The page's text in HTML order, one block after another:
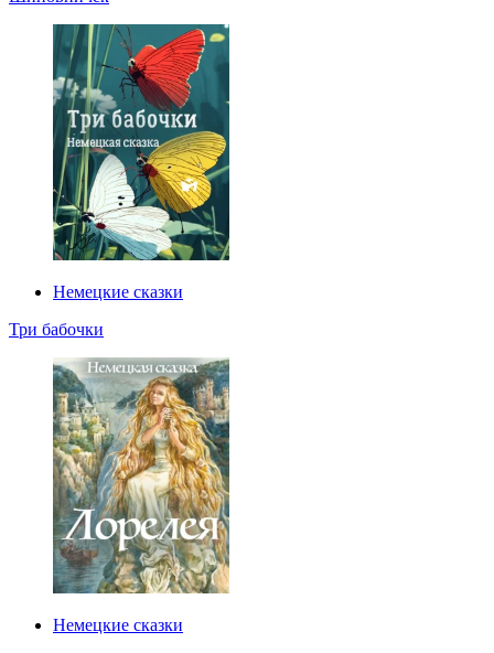
Немецкие сказки
Три бабочки
Немецкие сказки